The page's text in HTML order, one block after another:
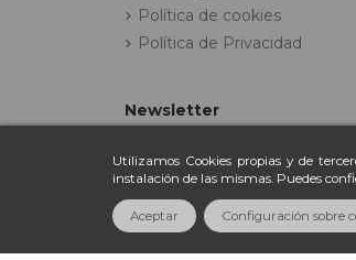
Utilizamos Cookies propias y de
instalación de las mismas. Puedes
Aceptar Configuración sobre
Política de cookies
Política de Privacidad
Newsletter